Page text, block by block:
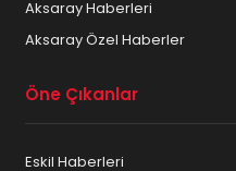
Aksaray Haberleri
Aksaray Özel Haberler
Öne Çıkanlar
Eskil Haberleri